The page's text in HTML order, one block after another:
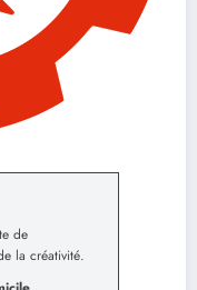
de
la créativité.